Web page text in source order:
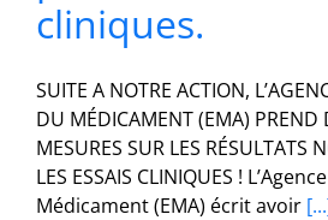
cliniques.
SUITE A NOTRE ACTION,
DU MÉDICAMENT (EMA) PREND
MESURES SUR LES RÉSULTATS
LES ESSAIS CLINIQUES !
Médicament (EMA) écrit avoir